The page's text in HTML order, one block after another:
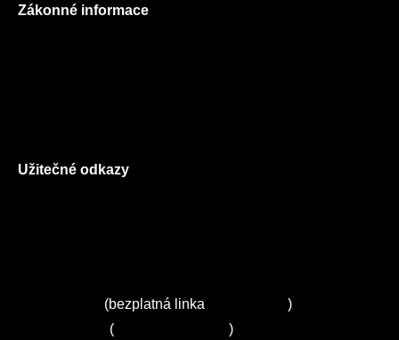
Zákonné informace
Užitečné odkazy
(bezplatná linka
)
( )